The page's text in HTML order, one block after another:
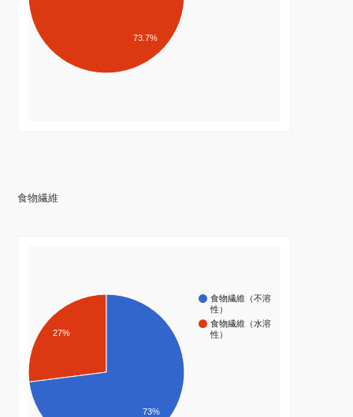
73.7%
食物繊維
食物繊維（不溶
性）
食物繊維（水溶
性）
27%
73%